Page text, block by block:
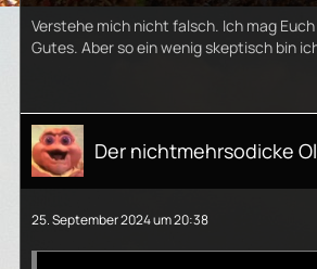
Verstehe mich nicht falsch. Ich mag
Gutes. Aber so ein wenig skeptisch bin
Der nichtmehrsodicke
25. September 2024 um 20:38